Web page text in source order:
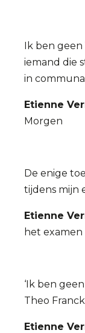
Ik ben geen
iemand die
in
Etienne
Morgen
De enige
tijdens mijn
Etienne
het examen
‘Ik ben
Theo
Etienne